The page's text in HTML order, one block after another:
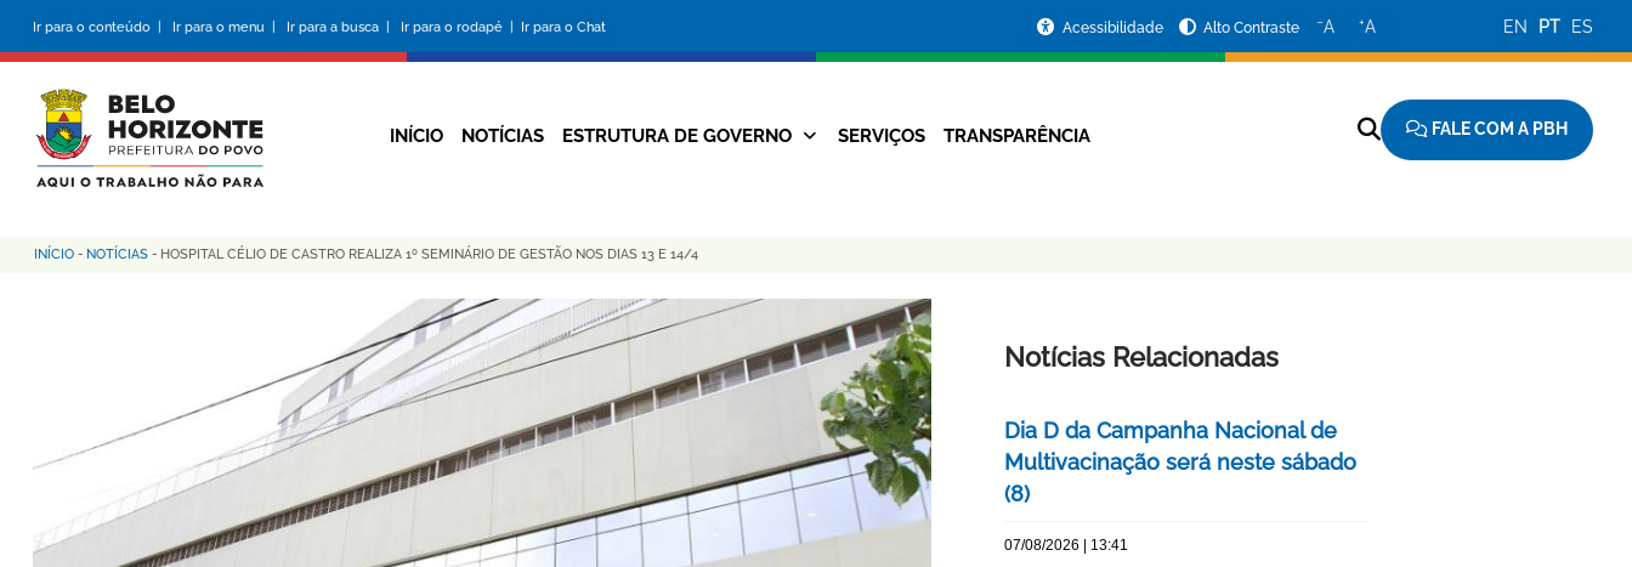
conteúdo
principal
Ir para o conteúdo | Ir para o menu | Ir para a busca | Ir para o rodapé | Ir para o Chat
da
Prefeitura
Acessibilidade Alto Contraste −A +A EN PT ES
Navegação
INÍCIO NOTÍCIAS ESTRUTURA DE GOVERNO SERVIÇOS TRANSPARÊNCIA FALE COM A PBH
Trilha
INÍCIO - NOTÍCIAS - HOSPITAL CÉLIO DE CASTRO REALIZA 1º SEMINÁRIO DE GESTÃO NOS DIAS 13 E 14/4
Notícias Relacionadas
Dia D da Campanha Nacional de
Multivacinação será neste sábado
(8)
07/08/2026 | 13:41